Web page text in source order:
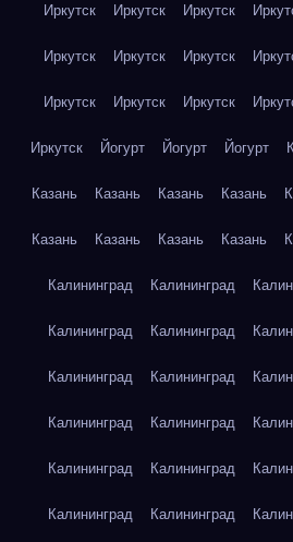
Иркутск Иркутск Иркутск
Иркутск Иркутск Иркутск
Иркутск Иркутск Иркутск
Иркутск Йогурт Йогурт Йогурт
Казань Казань Казань Казань
Казань Казань Казань Казань
Калининград Калининград
Калининград Калининград
Калининград Калининград
Калининград Калининград
Калининград Калининград
Калининград Калининград